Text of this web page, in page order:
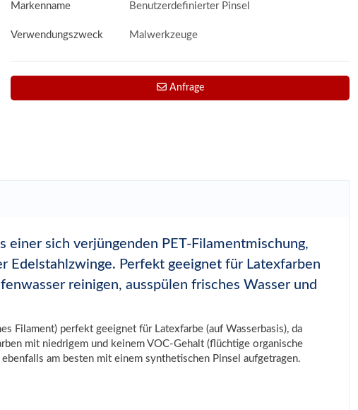
Markenname Benutzerdefinierter Pinsel
Verwendungszweck Malwerkzeuge
Anfrage
einer sich verjüngenden PET-Filamentmischung,
Edelstahlzwinge. Perfekt geeignet für Latexfarben
reinigen, ausspülen frisches Wasser und
Filament) perfekt geeignet für Latexfarbe (auf Wasserbasis), da
mit niedrigem und keinem VOC-Gehalt (flüchtige organische
am besten mit einem synthetischen Pinsel aufgetragen.